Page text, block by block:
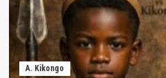
A. Kikongo